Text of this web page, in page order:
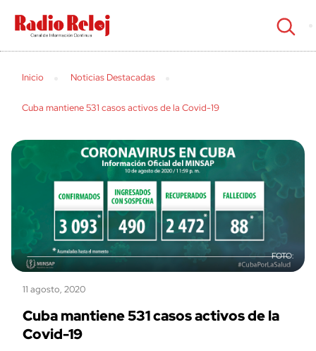
cerrar
Inicio Noticias Destacadas
Cuba mantiene 531 casos activos de la Covid-19
11 agosto, 2020
Cuba mantiene 531 casos activos de la
Covid-19